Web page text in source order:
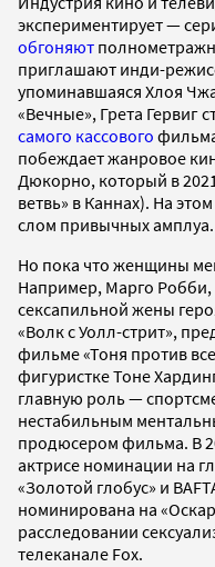
экспериментирует —
обгоняют
приглашают инди-
упоминавшаяся Хлоя
«Вечные», Грета Гервиг
самого кассового
побеждает жанровое
Дюкорно, который в
ветвь» в Каннах). На
слом привычных амплуа.
Но пока что женщины
Например, Марго
сексапильной жены
«Волк с Уолл-стрит»,
фильме «Тоня против
фигуристке Тоне
главную роль —
нестабильным
продюсером фильма. В
актрисе номинации на
«Золотой глобус» и
номинирована на
расследовании
телеканале Fox.